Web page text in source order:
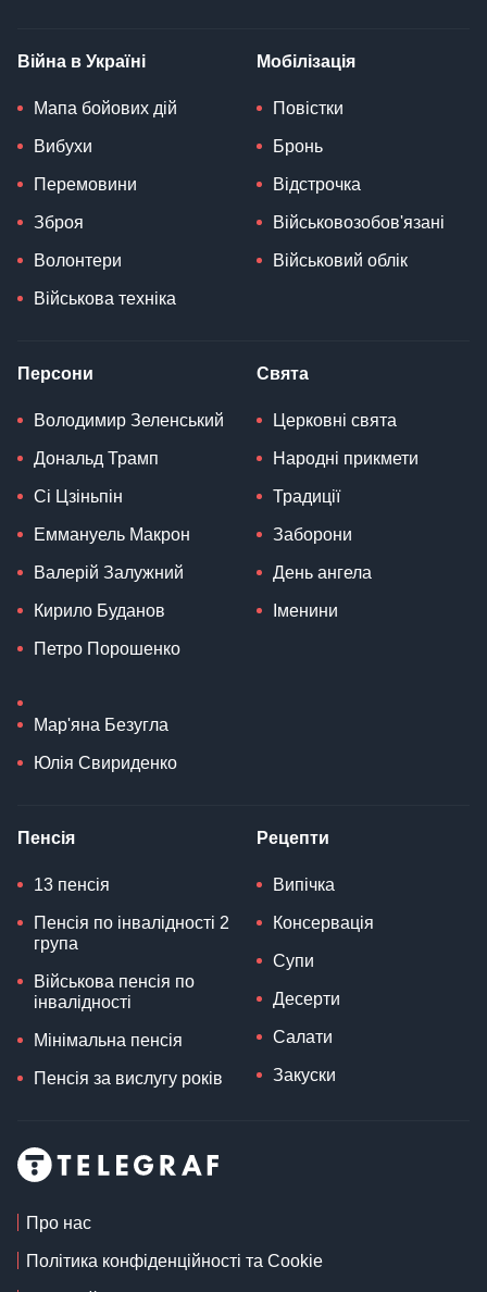
Війна в Україні
Мапа бойових дій
Вибухи
Перемовини
Зброя
Волонтери
Військова техніка
Мобілізація
Повістки
Бронь
Відстрочка
Військовозобов'язані
Військовий облік
Персони
Володимир Зеленський
Дональд Трамп
Сі Цзіньпін
Еммануель Макрон
Валерій Залужний
Кирило Буданов
Петро Порошенко
Мар'яна Безугла
Юлія Свириденко
Свята
Церковні свята
Народні прикмети
Традиції
Заборони
День ангела
Іменини
Пенсія
13 пенсія
Пенсія по інвалідності 2
група
Військова пенсія по
інвалідності
Мінімальна пенсія
Пенсія за вислугу років
Рецепти
Випічка
Консервація
Супи
Десерти
Салати
Закуски
Про нас
Політика конфіденційності та Cookie